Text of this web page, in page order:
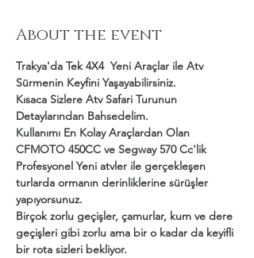
About the event
Trakya'da Tek 4X4  Yeni Araçlar ile Atv
Sürmenin Keyfini Yaşayabilirsiniz.
Kısaca Sizlere Atv Safari Turunun
Detaylarından Bahsedelim.
Kullanımı En Kolay Araçlardan Olan
CFMOTO 450CC ve Segway 570 Cc'lik
Profesyonel Yeni atvler ile gerçekleşen
turlarda ormanın derinliklerine sürüşler
yapıyorsunuz.
Birçok zorlu geçişler, çamurlar, kum ve dere
geçişleri gibi zorlu ama bir o kadar da keyifli
bir rota sizleri bekliyor.